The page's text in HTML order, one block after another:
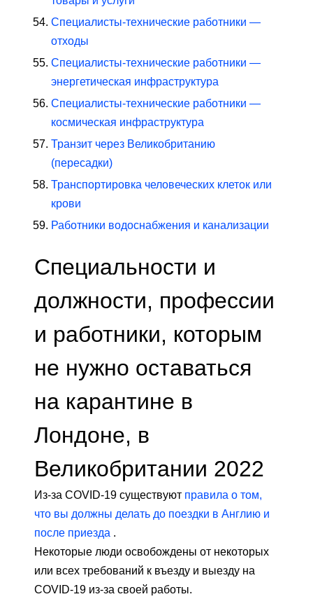
Специалисты-технические работники —
отходы
Специалисты-технические работники —
энергетическая инфраструктура
Специалисты-технические работники —
космическая инфраструктура
Транзит через Великобританию
(пересадки)
Транспортировка человеческих клеток или
крови
Работники водоснабжения и канализации
Специальности и
должности, профессии
и работники, которым
не нужно оставаться
на карантине в
Лондоне, в
Великобритании 2022
Из-за COVID-19 существуют правила о том,
что вы должны делать до поездки в Англию и
после приезда .
Некоторые люди освобождены от некоторых
или всех требований к въезду и выезду на
COVID-19 из-за своей работы.